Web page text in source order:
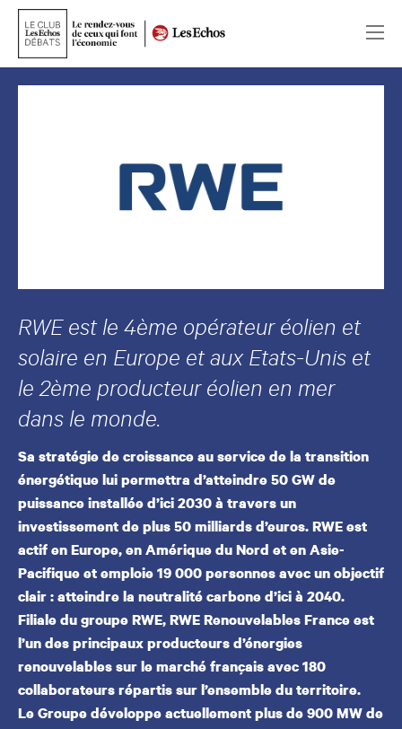
RWE est le 4ème opérateur éolien et
solaire en Europe et aux Etats-Unis et
le 2ème producteur éolien en mer
dans le monde.
Sa stratégie de croissance au service de la transition
énergétique lui permettra d’atteindre 50 GW de
puissance installée d’ici 2030 à travers un
investissement de plus 50 milliards d’euros. RWE est
actif en Europe, en Amérique du Nord et en Asie-
Pacifique et emploie 19 000 personnes avec un objectif
clair : atteindre la neutralité carbone d’ici à 2040.
Filiale du groupe RWE, RWE Renouvelables France est
l’un des principaux producteurs d’énergies
renouvelables sur le marché français avec 180
collaborateurs répartis sur l’ensemble du territoire.
Le Groupe développe actuellement plus de 900 MW de